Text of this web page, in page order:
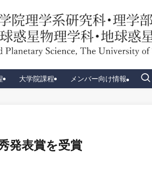
大学院課程 メンバー向け情報
発表賞を受賞